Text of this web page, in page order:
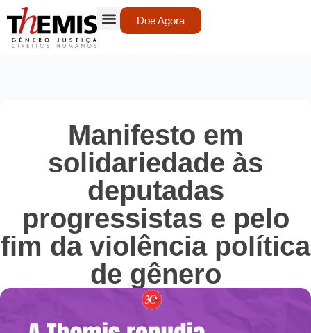
Doe Agora
Manifesto em
solidariedade às
deputadas
progressistas e pelo
fim da violência política
de gênero